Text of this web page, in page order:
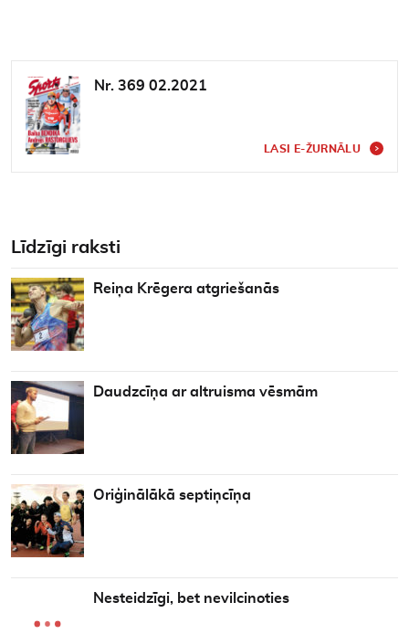
Nr. 369 02.2021
LASI E-ŽURNĀLU
Līdzīgi raksti
Reiņa Krēgera atgriešanās
Daudzcīņa ar altruisma vēsmām
Oriģinālākā septiņcīņa
Nesteidzīgi, bet nevilcinoties